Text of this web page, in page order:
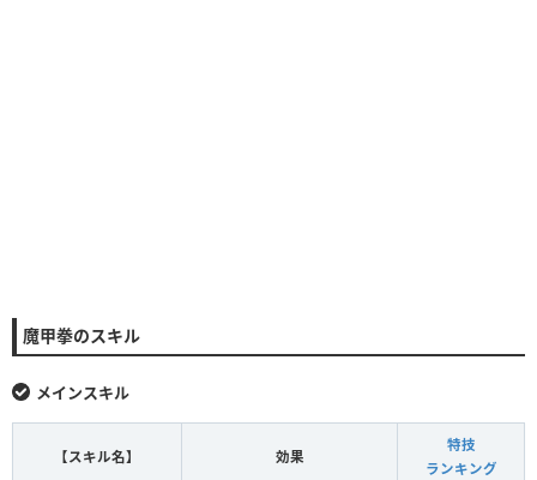
魔甲拳のスキル
メインスキル
【スキル名】 効果
特技
ランキング